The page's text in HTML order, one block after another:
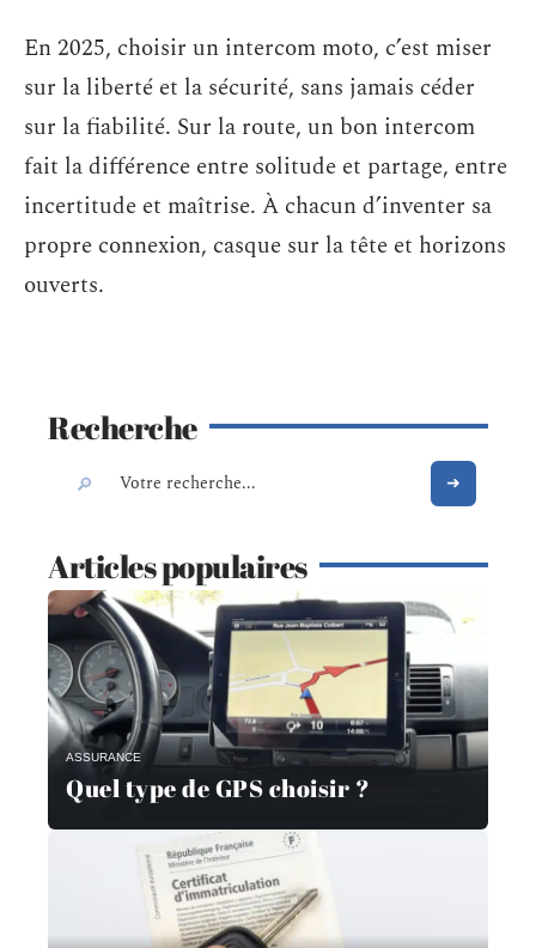
En 2025, choisir un intercom moto, c’est miser
sur la liberté et la sécurité, sans jamais céder
sur la fiabilité. Sur la route, un bon intercom
fait la différence entre solitude et partage, entre
incertitude et maîtrise. À chacun d’inventer sa
propre connexion, casque sur la tête et horizons
ouverts.
Recherche
Articles populaires
ASSURANCE
Quel type de GPS choisir ?